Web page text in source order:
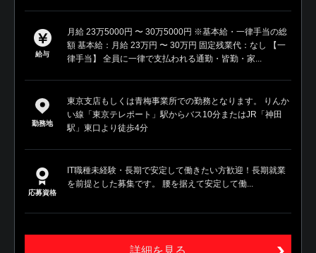
給与
月給 23万5000円 〜 30万5000円 ※基本給・一律手当の総
額 基本給：月給 23万円 〜 30万円 固定残業代：なし 【一
律手当】 全員に一律で支払われる通勤・皆勤・家...
勤務地
東京支店もしくは青梅事業所での勤務となります。 りんか
い線「東京テレポート」駅からバス10分またはJR「神田
駅」東口より徒歩4分
応募資格
IT職種未経験・長期で安定して働きたい方歓迎！長期就業
を前提とした募集です。 腰を据えて安定して働...